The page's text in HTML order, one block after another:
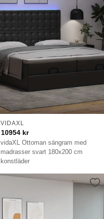
vidaXL Ottoman sängram med
madrasser svart 180x200 cm
konstläder
VIDAXL
10954 kr